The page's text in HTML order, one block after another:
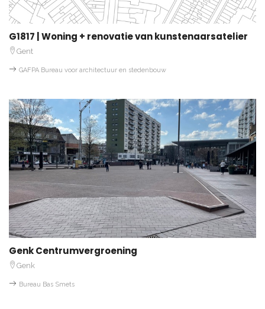
G1817 | Woning + renovatie van kunstenaarsatelier
Gent
GAFPA Bureau voor architectuur en stedenbouw
Genk Centrumvergroening
Genk
Bureau Bas Smets